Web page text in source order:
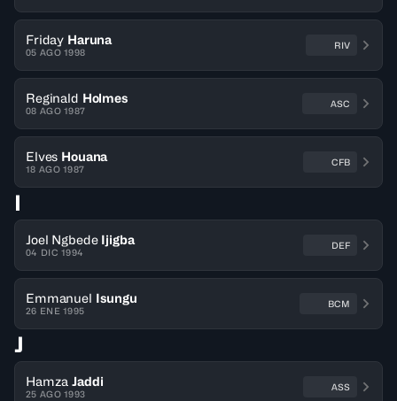
Friday Haruna
05 AGO 1998
RIV
Reginald Holmes
08 AGO 1987
ASC
Elves Houana
18 AGO 1987
CFB
I
Joel Ngbede Ijigba
04 DIC 1994
DEF
Emmanuel Isungu
26 ENE 1995
BCM
J
Hamza Jaddi
25 AGO 1993
ASS